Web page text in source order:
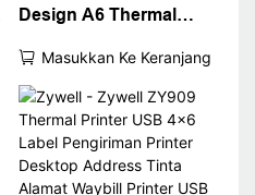
Design A6 Thermal
Logistics Express Fast
4x6 Label Pengiriman
Printer Desktop 4
"Printer Label Printer
Masukkan Ke Keranjang